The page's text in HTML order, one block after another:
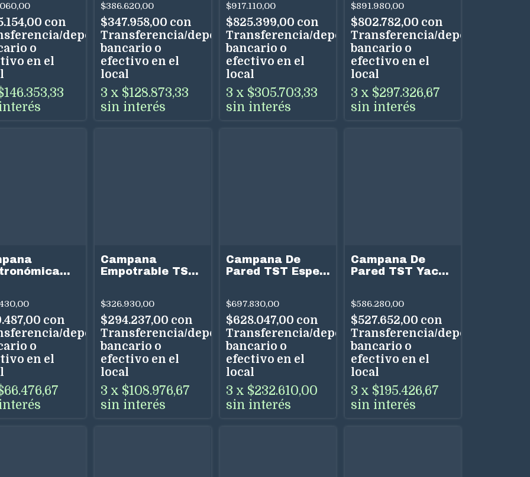
con
depósito
o
en el
Uso Dual
$386.620,00
$347.958,00 con
Transferencia/depósito
bancario o
efectivo en el
local
3 x $128.873,33
sin interés
Colector Aceite
Uso Dual
$917.110,00
$825.399,00 con
Transferencia/depósito
bancario o
efectivo en el
local
3 x $305.703,33
sin interés
Colector Aceite
Uso Dual
$891.980,00
$802.782,00 con
Transferencia/depósito
bancario o
efectivo en el
local
3 x $297.326,67
sin interés
con
depósito
o
en el
Campana
Empotrable TST
Velocidades Uso
Dual
$326.930,00
$294.237,00 con
Transferencia/depósito
bancario o
efectivo en el
local
3 x $108.976,67
sin interés
Campana De
Pared TST Espejo
Velocidades Uso
Dual
$697.830,00
$628.047,00 con
Transferencia/depósito
bancario o
efectivo en el
local
3 x $232.610,00
sin interés
Campana De
Pared TST Yacuy
Aceite Uso Dual
$586.280,00
$527.652,00 con
Transferencia/depósito
bancario o
efectivo en el
local
3 x $195.426,67
sin interés